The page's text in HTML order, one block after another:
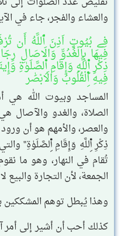
والعشاء والفجر، جاء في الآية 36 من سورة
فِے بُيُوتٍ اَذِنَ اَ۬للَّهُ أَن
فِيهَا بِالْغُدُوِّ وَالَاصَالِ
ذِكْرِ اِ۬للَّهِ وَإِقَامِ اِ۬لصَّلَوٰةِ
فِيهِ اِ۬لْقُلُوبُ وَالَابْصَٰر
المساجد وبيوت الله هي
الصلاة، والغدو والآصال
والعصر، والأمهم هو أن
ذِكْرِ اِ۬للَّهِ وَإِقَامِ اِ۬لصَّلَوٰةِ"
تُقام في النهار، وهو ما
الجمعة، لأن التجارة والبيع
وهذا يُبطل توهم المشككين
كذلك أحب أن أشير إلى أمر